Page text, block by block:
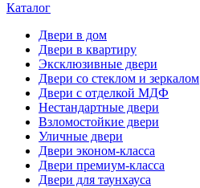
Каталог
Двери в дом
Двери в квартиру
Эксклюзивные двери
Двери со стеклом и зеркалом
Двери с отделкой МДФ
Нестандартные двери
Взломостойкие двери
Уличные двери
Двери эконом-класса
Двери премиум-класса
Двери для таунхауса